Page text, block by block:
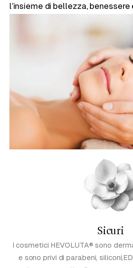
l’insieme di bellezza, benessere
Sicuri
I cosmetici HEVOLUTA® sono
e sono privi di parabeni,